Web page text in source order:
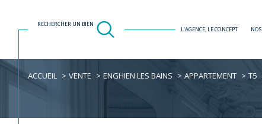
L'AGENCE, LE CONCEPT
RECHERCHER UN BIEN
ACCUEIL VENTE ENGHIEN LES BAINS APPARTEMENT T5